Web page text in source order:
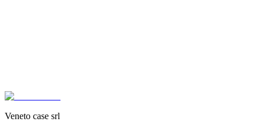
Veneto case srl